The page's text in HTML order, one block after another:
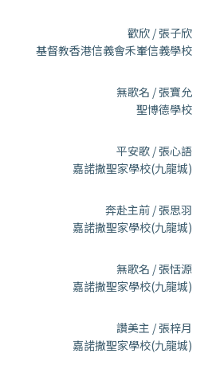
歡欣 / 張子欣
基督教香港信義會禾輋信義學校
無歌名 / 張寶允
聖博德學校
平安歌 / 張心語
嘉諾撒聖家學校(九龍城)
奔赴主前 / 張思羽
嘉諾撒聖家學校(九龍城)
無歌名 / 張恬源
嘉諾撒聖家學校(九龍城)
讚美主 / 張梓月
嘉諾撒聖家學校(九龍城)